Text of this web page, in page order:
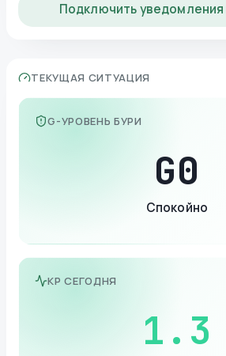
Подключить
ТЕКУЩАЯ СИТУАЦИЯ
G-УРОВЕНЬ БУРИ
G0
Спокойно
KP СЕГОДНЯ
1.3